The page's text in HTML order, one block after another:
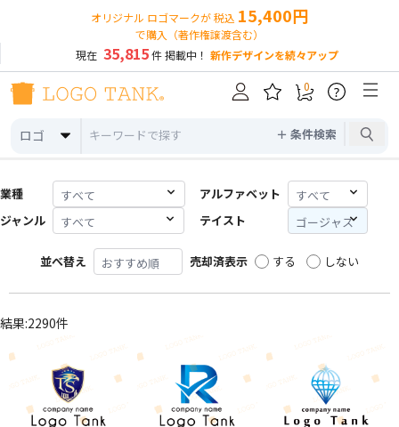
オリジナル ロゴマークが 税込 15,400円
で購入（著作権譲渡含む）
現在 35,815件 掲載中！ 新作デザインを続々アップ
ロゴ ＋ 条件検索
0 ?
業種
アルファベット
ジャンル
テイスト
並べ替え 売却済表示 する しない
結果:2290件